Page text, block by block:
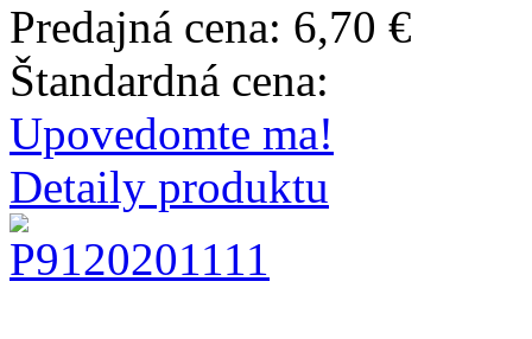
Predajná cena: 6,70 €
Štandardná cena:
Upovedomte ma!
Detaily produktu